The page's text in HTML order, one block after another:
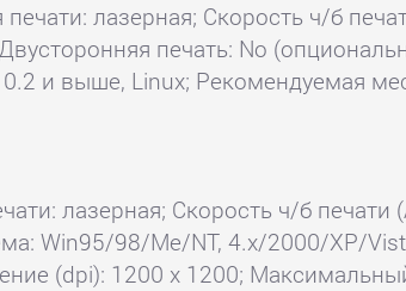
лазерная; Скорость ч/б
печать: No
и выше, Linux; Рекомендуемая
лазерная; Скорость ч/б печати
Win95/98/Me/NT, 4.x/2000/XP/
(dpi): 1200 x 1200;